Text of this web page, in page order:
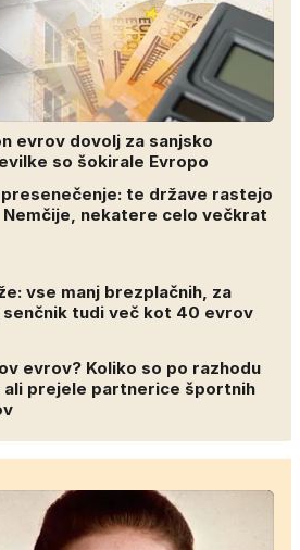
evrov dovolj za sanjsko
so šokirale Evropo
te države rastejo
nekatere celo večkrat
vse manj brezplačnih, za
senčnik tudi več kot 40 evrov
evrov? Koliko so po razhodu
ali prejele partnerice športnih